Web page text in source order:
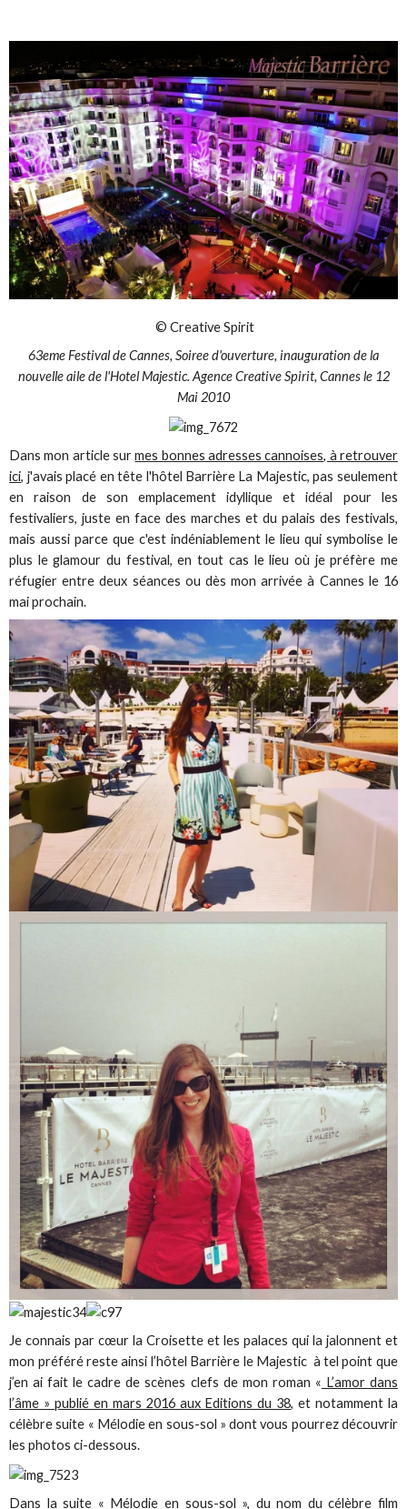
© Creative Spirit
63eme Festival de Cannes, Soiree d'ouverture, inauguration de la
nouvelle aile de l'Hotel Majestic. Agence Creative Spirit, Cannes le 12
Mai 2010
Dans mon article surmes bonnes adresses cannoises, à retrouver
ici, j'avais placé en tête l'hôtel Barrière La Majestic, pas seulement
en raison de son emplacement idyllique et idéal pour les
festivaliers, juste en face des marches et du palais des festivals,
mais aussi parce que c'est indéniablement le lieu qui symbolise le
plus le glamour du festival, en tout cas le lieu où je préfère me
réfugier entre deux séances ou dès mon arrivée à Cannes le 16
mai prochain.
Je connais par cœur la Croisette et les palaces qui la jalonnent et
mon préféré reste ainsi l’hôtel Barrière le Majestic à tel point que
j’en ai fait le cadre de scènes clefs de mon roman « L’amor dans
l’âme » publié en mars 2016 aux Editions du 38, et notamment la
célèbre suite « Mélodie en sous-sol » dont vous pourrez découvrir
les photos ci-dessous.
Dans la suite « Mélodie en sous-sol », du nom du célèbre film